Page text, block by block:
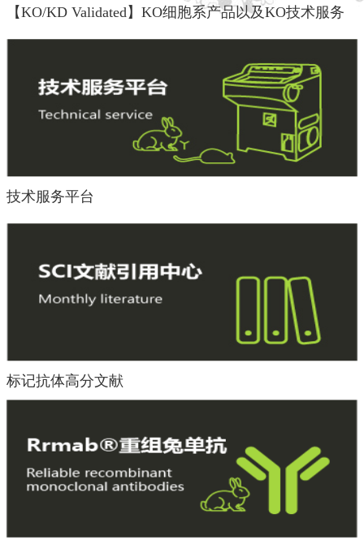
【KO/KD Validated】KO细胞系产品以及KO技术服务
技术服务平台
标记抗体高分文献